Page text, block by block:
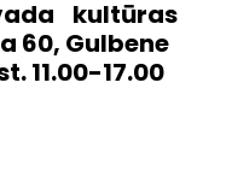
kultūras
60, Gulbene
11.00-17.00